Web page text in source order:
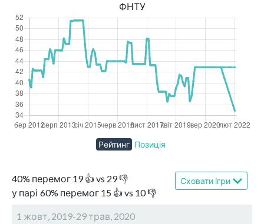
40% перемог 19👍 vs 29👎
у парі 60% перемог 15 👍 vs 10👎
Сховати ігри
1 жовт, 2019-29 трав, 2020
ФНТУ
Рейтинг Позиція